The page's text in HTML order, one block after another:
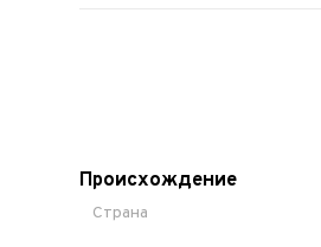
Происхождение
Страна